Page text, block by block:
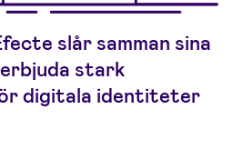
slår samman sina
stark
digitala identiteter